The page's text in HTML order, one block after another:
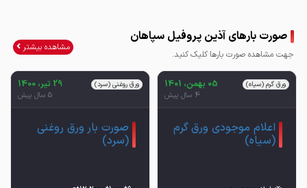
صورت بارهای آذین پروفیل سپاهان
جهت مشاهده صورت بارها کلیک کنید.
مشاهده بیشتر
ورق گرم (سیاه) 05 بهمن، 1401
4 سال پیش
اعلام موجودی ورق گرم
(سیاه)
ورق روغنی (سرد) 29 تیر، 1400
5 سال پیش
صورت بار ورق روغنی
(سرد)